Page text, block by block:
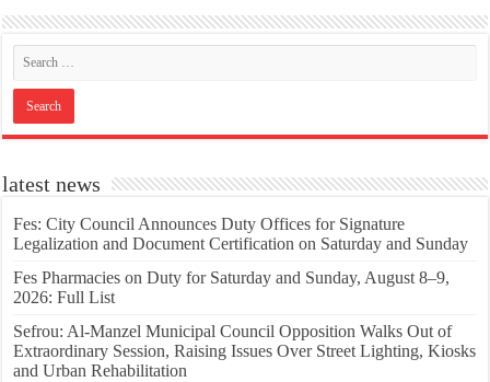
latest news
Fes: City Council Announces Duty Offices for Signature
Legalization and Document Certification on Saturday and Sunday
Fes Pharmacies on Duty for Saturday and Sunday, August 8–9,
2026: Full List
Sefrou: Al-Manzel Municipal Council Opposition Walks Out of
Extraordinary Session, Raising Issues Over Street Lighting, Kiosks
and Urban Rehabilitation